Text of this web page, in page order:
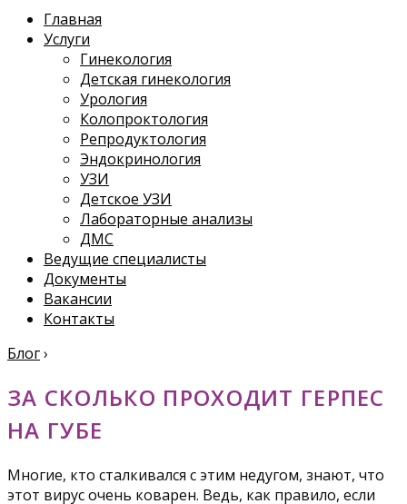
Главная
Услуги
Гинекология
Детская гинекология
Урология
Колопроктология
Репродуктология
Эндокринология
УЗИ
Детское УЗИ
Лабораторные анализы
ДМС
Ведущие специалисты
Документы
Вакансии
Контакты
Блог›
ЗА СКОЛЬКО ПРОХОДИТ ГЕРПЕС
НА ГУБЕ
Многие, кто сталкивался с этим недугом, знают, что
этот вирус очень коварен. Ведь, как правило, если